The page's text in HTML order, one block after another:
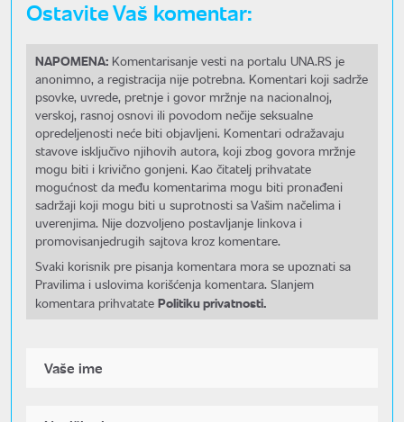
Ostavite Vaš komentar:
NAPOMENA: Komentarisanje vesti na portalu UNA.RS je
anonimno, a registracija nije potrebna. Komentari koji sadrže
psovke, uvrede, pretnje i govor mržnje na nacionalnoj,
verskoj, rasnoj osnovi ili povodom nečije seksualne
opredeljenosti neće biti objavljeni. Komentari odražavaju
stavove isključivo njihovih autora, koji zbog govora mržnje
mogu biti i krivično gonjeni. Kao čitatelj prihvatate
mogućnost da među komentarima mogu biti pronađeni
sadržaji koji mogu biti u suprotnosti sa Vašim načelima i
uverenjima. Nije dozvoljeno postavljanje linkova i
promovisanjedrugih sajtova kroz komentare.
Svaki korisnik pre pisanja komentara mora se upoznati sa
Pravilima i uslovima korišćenja komentara. Slanjem
komentara prihvatate Politiku privatnosti.